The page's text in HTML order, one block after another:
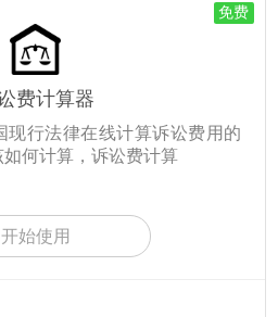
免费
费计算器
现行法律在线计算诉讼费用的
何计算，诉讼费计算
开始使用